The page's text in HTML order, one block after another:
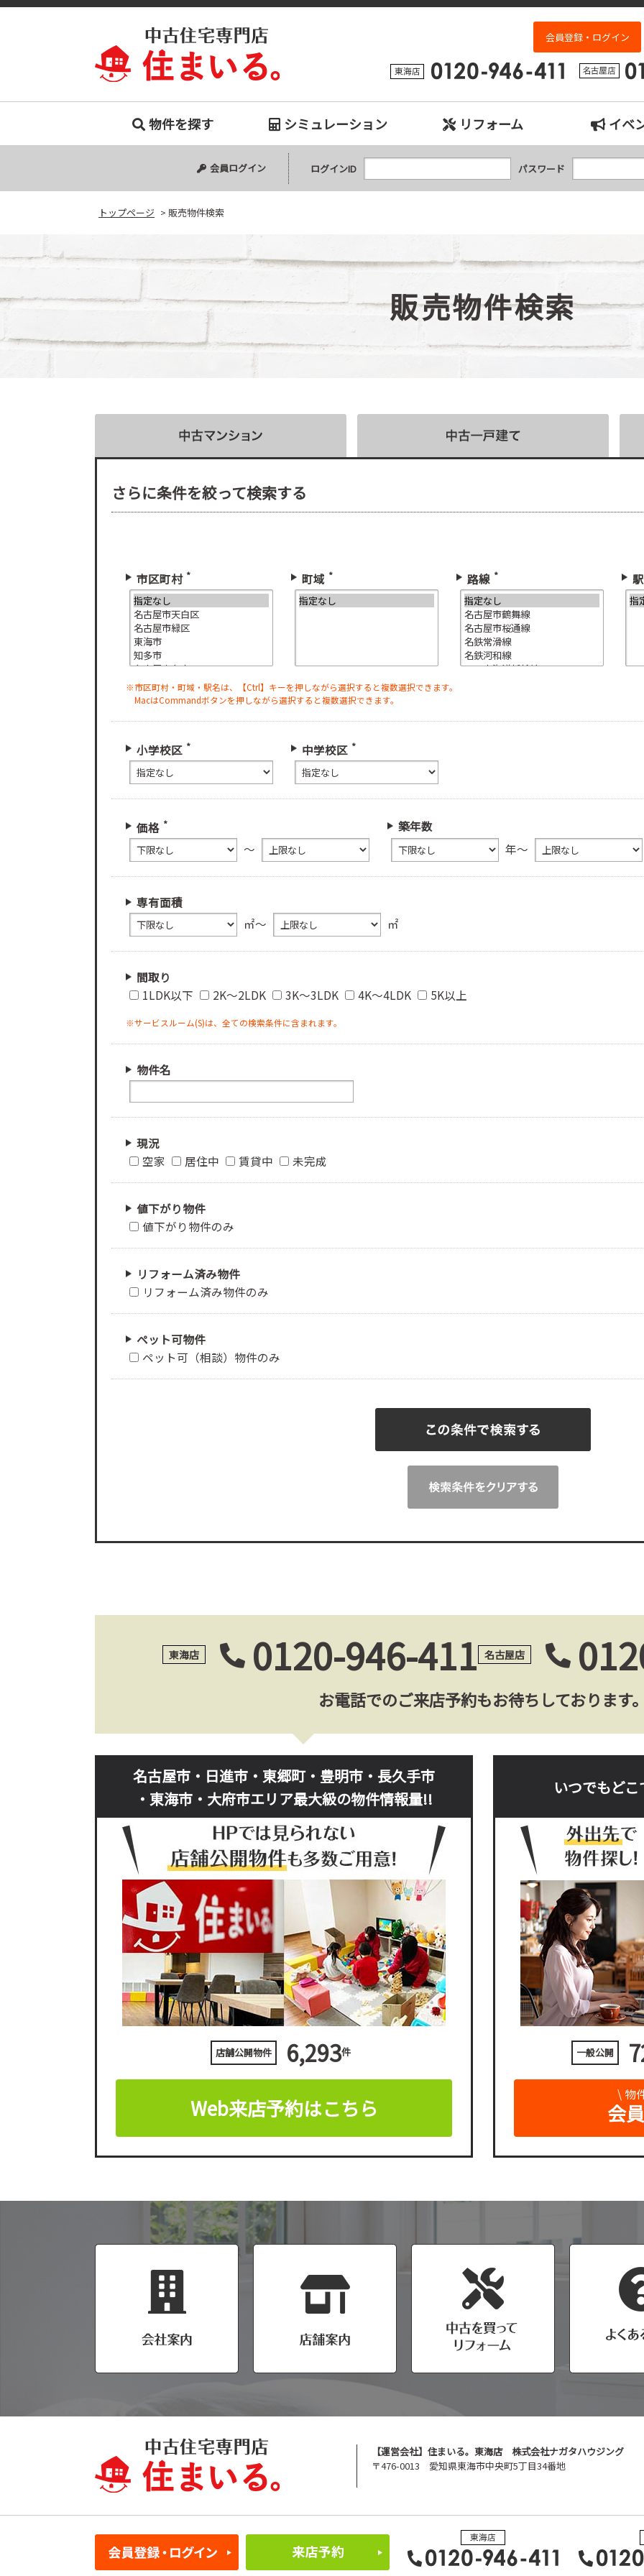
販売物件検索｜名古屋市、日進市、東郷町、豊明市、長久手市、東海市、大府市の中
会員登録・ログイン
物件を探す
中古マンション
中古一戸建て
新築一戸建て
シミュレーション リフォーム イベ
会員ログイン ログインID パスワード
トップページ > 販売物件検索
販売物件検索
さらに条件を絞って検索する
市区町村 * 町域 * 路線 *
※市区町村・町域・駅名は、【Ctrl】キーを押しながら選択すると複数選択できます。
MacはCommandボタンを押しながら選択すると複数選択できます。
小学校区 * 中学校区 *
価格 *
築年数
～
年～
専有面積
㎡～
㎡
間取り
1LDK以下
2K～2LDK 3K～3LDK 4K～4LDK 5K以上
※サービスルーム(S)は、全ての検索条件に含まれます。
物件名
現況
空家
居住中 賃貸中 未完成
値下がり物件
値下がり物件のみ
リフォーム済み物件
リフォーム済み物件のみ
ペット可物件
ペット可（相談）物件のみ
東海店 0120-946-411 名古屋店
お電話でのご来店予約もお待ちしております
名古屋市・日進市・東郷町・豊明市・長久手市
・東海市・大府市エリア最大級の物件情報量!!
店舗公開物件 6,293件
Web来店予約はこちら
いつでもど
一般公開
\ 物
会
【運営会社】住まいる。東海店 株式会社ナガタハウジング
〒476-0013 愛知県東海市中央町5丁目34番地